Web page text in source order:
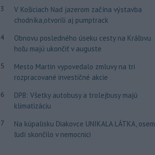
3
V Košiciach Nad jazerom začína výstavba
chodníka,otvorili aj pumptrack
4
Obnovu posledného úseku cesty na Kráľovu
hoľu majú ukončiť v auguste
5
Mesto Martin vypovedalo zmluvy na tri
rozpracované investičné akcie
6
DPB: Všetky autobusy a trolejbusy majú
klimatizáciu
7
Na kúpalisku Diakovce UNIKALA LÁTKA, osem
ľudí skončilo v nemocnici